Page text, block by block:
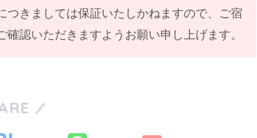
きましては保証いたしかねますので、ご宿
認いただきますようお願い申し上げます。